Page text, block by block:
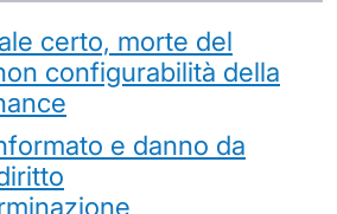
certo, morte del
configurabilità della
e danno da